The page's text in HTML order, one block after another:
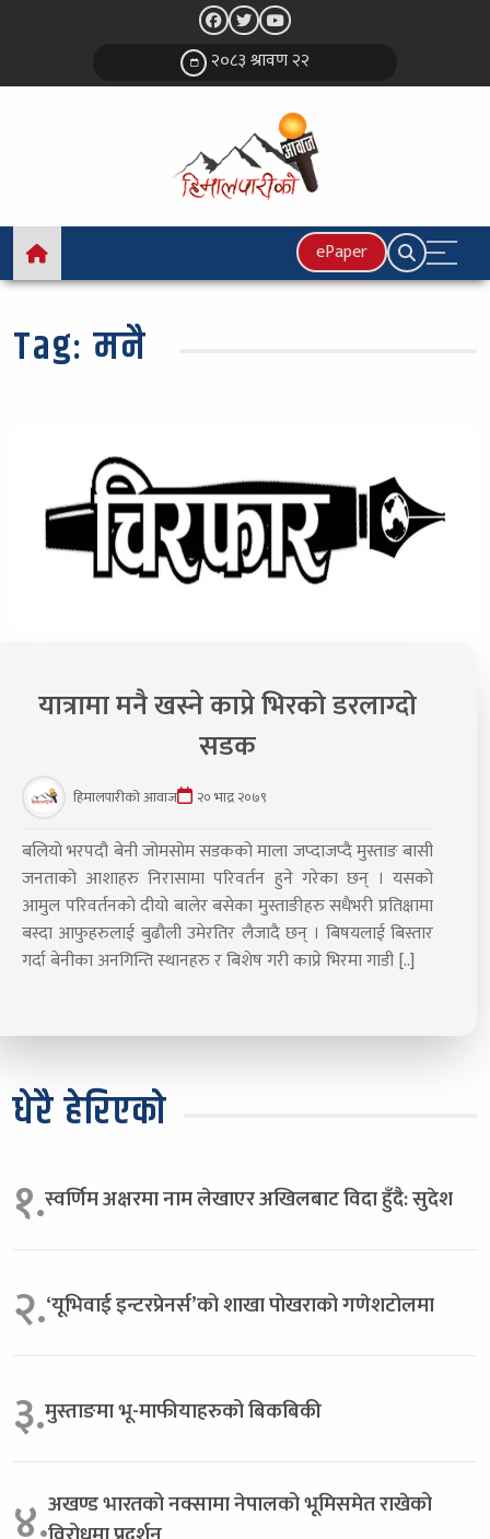
२०८३ श्रावण २२
ePaper
Tag:मनै
यात्रामा मनै खस्ने काप्रे भिरको डरलाग्दो
सडक
हिमालपारीको आवाज २० भाद्र २०७९
बलियो भरपदौ बेनी जोमसोम सडकको माला जप्दाजप्दै मुस्ताङ बासी
जनताको आशाहरु निरासामा परिवर्तन हुने गरेका छन् । यसको
आमुल परिवर्तनको दीयो बालेर बसेका मुस्ताङीहरु सधैभरी प्रतिक्षामा
बस्दा आफुहरुलाई बुढौली उमेरतिर लैजादै छन् । बिषयलाई बिस्तार
गर्दा बेनीका अनगिन्ति स्थानहरु र बिशेष गरी काप्रे भिरमा गाडी [..]
धेरै हेरिएको
१.स्वर्णिम अक्षरमा नाम लेखाएर अखिलबाट विदा हुँदै: सुदेश
२.‘यूभिवाई इन्टरप्रेनर्स’को शाखा पोखराको गणेशटोलमा
३.मुस्ताङमा भू-माफीयाहरुको बिकबिकी
४.अखण्ड भारतको नक्सामा नेपालको भूमिसमेत राखेको